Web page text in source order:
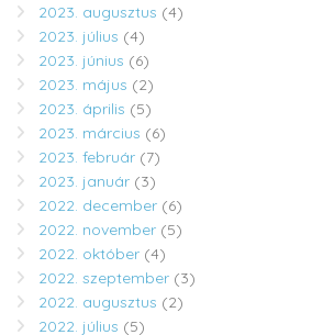
2023. augusztus (4)
2023. július (4)
2023. június (6)
2023. május (2)
2023. április (5)
2023. március (6)
2023. február (7)
2023. január (3)
2022. december (6)
2022. november (5)
2022. október (4)
2022. szeptember (3)
2022. augusztus (2)
2022. július (5)